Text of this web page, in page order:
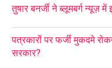
तुषार बनर्जी ने ब्लूमबर्ग न्यूज़
पत्रकारों पर फर्जी मुकदमे
सरकार?